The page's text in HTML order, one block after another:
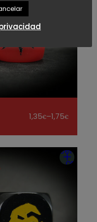
1,35€–1,75€
Rango
precios:
desde